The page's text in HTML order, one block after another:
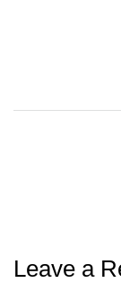
Leave a